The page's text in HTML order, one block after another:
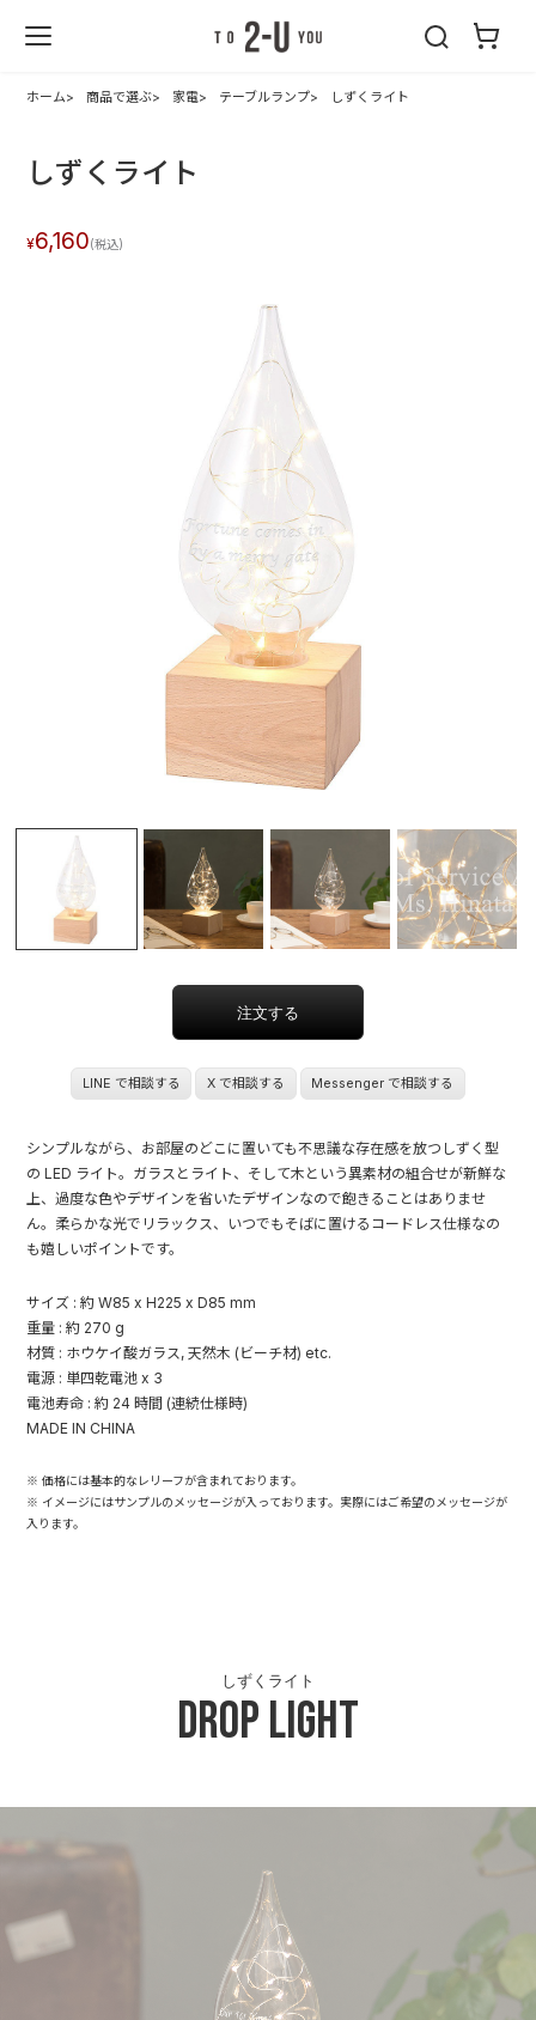
ホーム 商品で選ぶ 家電 テーブルランプ しずくライト
しずくライト
6,160
LINE で相談する X で相談する Messenger で相談する
シンプルながら、お部屋のどこに置いても不思議な存在感を放つしずく型
の LED ライト。ガラスとライト、そして木という異素材の組合せが新鮮な
上、過度な色やデザインを省いたデザインなので飽きることはありませ
ん。柔らかな光でリラックス、いつでもそばに置けるコードレス仕様なの
も嬉しいポイントです。
サイズ : 約 W85 x H225 x D85 mm
重量 : 約 270 g
材質 : ホウケイ酸ガラス, 天然木 (ビーチ材) etc.
電源 : 単四乾電池 x 3
電池寿命 : 約 24 時間 (連続仕様時)
MADE IN CHINA
※ 価格には基本的なレリーフが含まれております。
※ イメージにはサンプルのメッセージが入っております。実際にはご希望のメッセージが
入ります。
Drop Light
しずくライト